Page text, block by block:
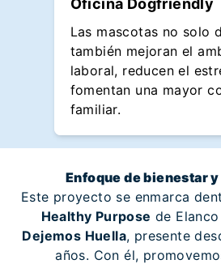
Oficina Dogfriendly
Las mascotas no solo
también mejoran el
laboral, reducen el
fomentan una mayor
familiar.
Enfoque de bienestar
Este proyecto se enmarca
Healthy Purpose de
Dejemos Huella, presente
años. Con él,